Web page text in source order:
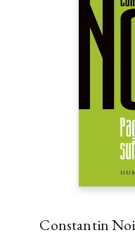
Constantin